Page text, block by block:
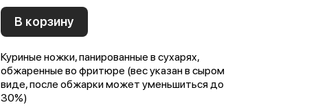
В корзину
Куриные ножки, панированные в сухарях,
обжаренные во фритюре (вес указан в сыром
виде, после обжарки может уменьшиться до
30%)